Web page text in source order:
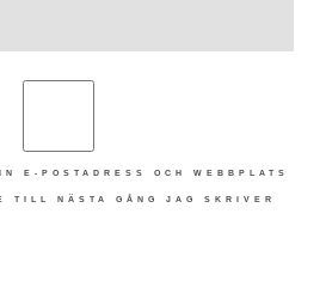
E-POSTADRESS OCH WEBBPLATS
TILL NÄSTA GÅNG JAG SKRIVER